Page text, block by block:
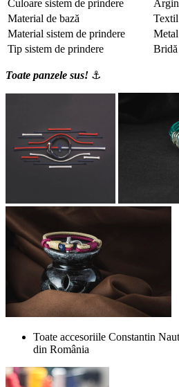
Culoare sistem de prindere
Material de bază
Textil
Material sistem de prindere
Tip sistem de prindere
Bridă
Toate panzele sus! ⚓
Toate accesoriile Constantin
din România